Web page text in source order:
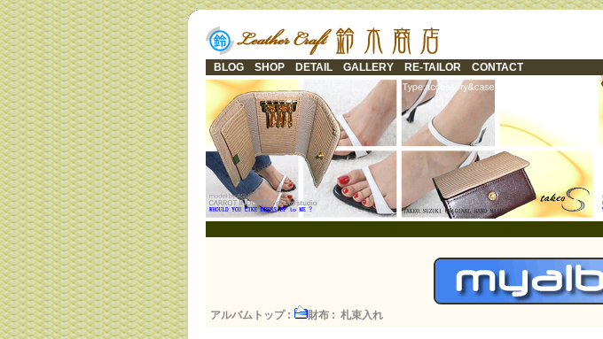
BLOG SHOP DETAIL GALLERY RE-TAILOR CONTACT
アルバムトップ: 財布 : 札束入れ